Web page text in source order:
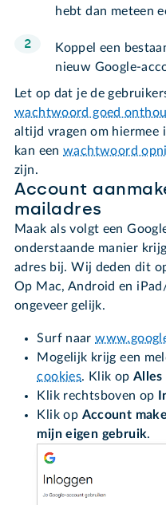
hebt dan meteen
Koppel een
nieuw Google-
Let op dat je de
wachtwoord goed
altijd vragen om hiermee
kan eenwachtwoord
zijn.
Account
mailadres
Maak als volgt een
onderstaande manier
adres bij. Wij deden dit
Op Mac, Android en
ongeveer gelijk.
Surf naar
Mogelijk krijg een
cookies. Klik op Alles
Klik rechtsboven op
Klik op Account
mijn eigen gebruik.